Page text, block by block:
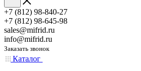
+7 (812) 98-840-27
+7 (812) 98-645-98
sales@mifrid.ru
info@mifrid.ru
Заказать звонок
Каталог